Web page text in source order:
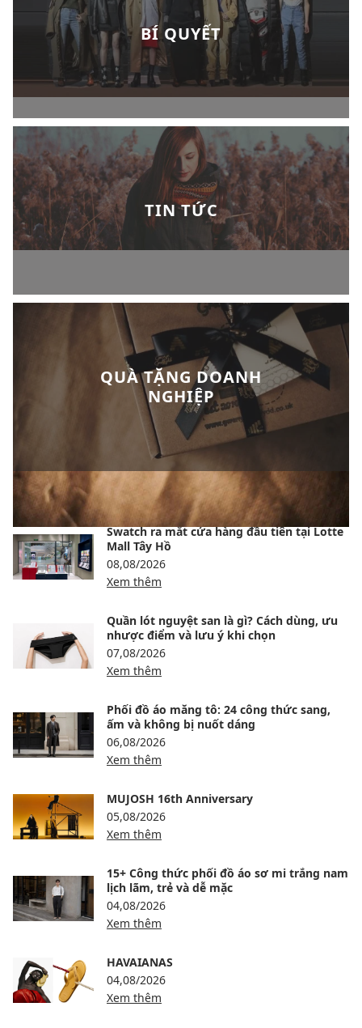
BÍ QUYẾT
TIN TỨC
QUÀ TẶNG DOANH
NGHIỆP
BÀI VIẾT NỔI BẬT
Swatch ra mắt cửa hàng đầu tiên tại Lotte
Mall Tây Hồ
08,08/2026
Xem thêm
Quần lót nguyệt san là gì? Cách dùng, ưu
nhược điểm và lưu ý khi chọn
07,08/2026
Xem thêm
Phối đồ áo măng tô: 24 công thức sang,
ấm và không bị nuốt dáng
06,08/2026
Xem thêm
MUJOSH 16th Anniversary
05,08/2026
Xem thêm
15+ Công thức phối đồ áo sơ mi trắng nam
lịch lãm, trẻ và dễ mặc
04,08/2026
Xem thêm
HAVAIANAS
04,08/2026
Xem thêm